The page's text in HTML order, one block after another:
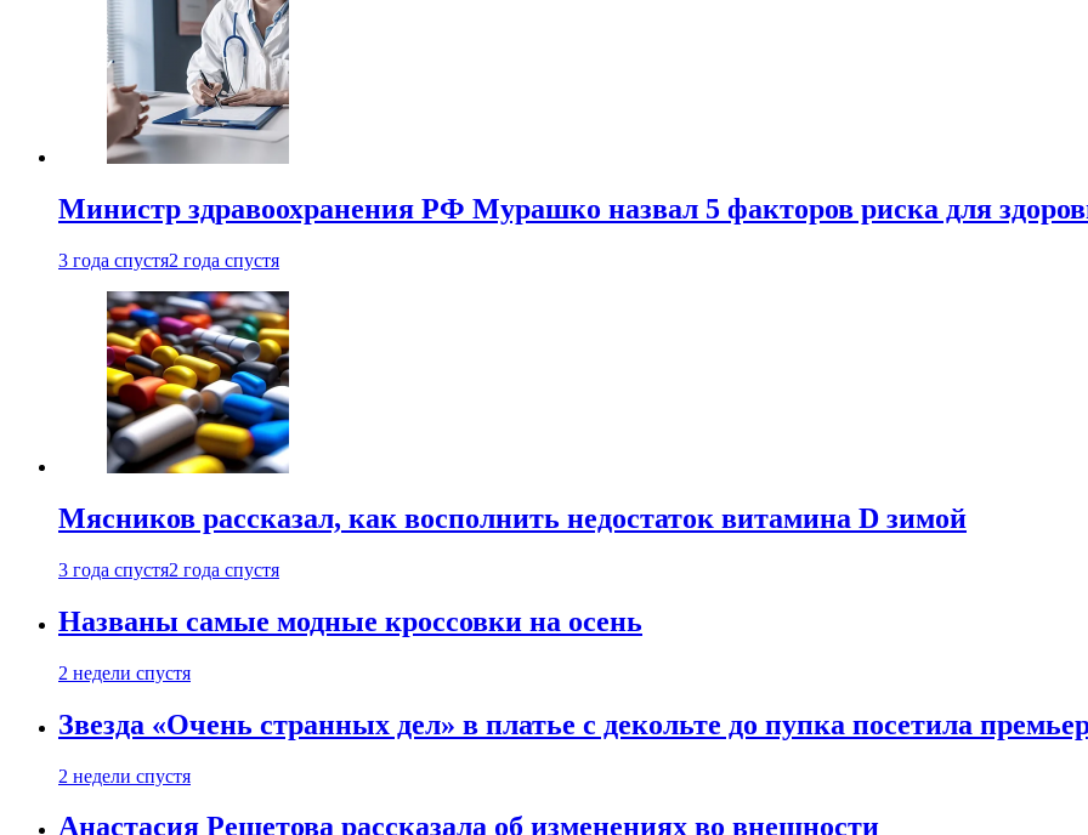
Министр здравоохранения РФ Мурашко назвал 5 факторов риска для
3 года спустя2 года спустя
Мясников рассказал, как восполнить недостаток витамина D зимой
3 года спустя2 года спустя
Названы самые модные кроссовки на осень
2 недели спустя
Звезда «Очень странных дел» в платье с декольте до пупка посетила
2 недели спустя
Анастасия Решетова рассказала об изменениях во внешности